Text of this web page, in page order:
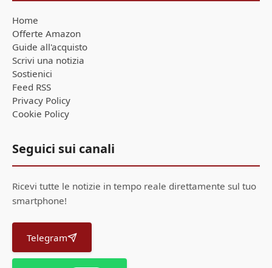
Home
Offerte Amazon
Guide all'acquisto
Scrivi una notizia
Sostienici
Feed RSS
Privacy Policy
Cookie Policy
Seguici sui canali
Ricevi tutte le notizie in tempo reale direttamente sul tuo
smartphone!
Telegram